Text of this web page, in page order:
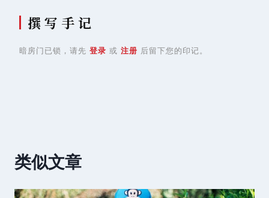
撰 写 手 记
暗房门已锁，请先 登录 或 注册 后留下您的印记。
类似文章